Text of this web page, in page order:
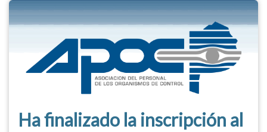
Ha finalizado la inscripción al